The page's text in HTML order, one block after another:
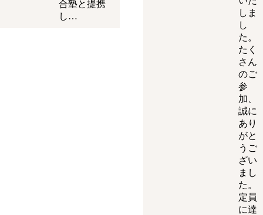
合塾と提携
し…
しま
し
た。
たく
さん
のご
参
加、
誠に
あり
がと
うご
ざい
まし
た。
定員
に達